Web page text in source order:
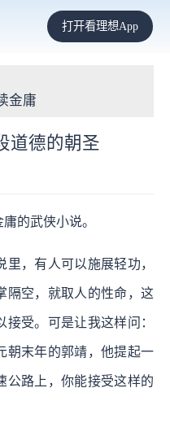
打开看理想App
金庸
道德的朝圣
的武侠小说。
，有人可以施展轻功，
隔空，就取人的性命，这
受。可是让我这样问：
朝末年的郭靖，他提起一
公路上，你能接受这样的